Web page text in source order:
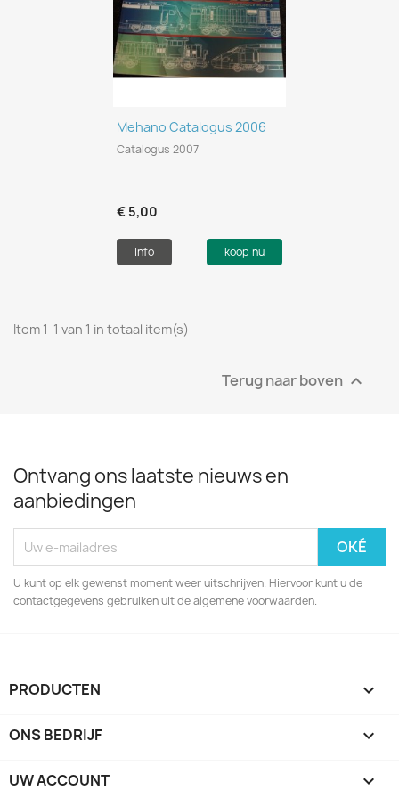
Mehano Catalogus 2006
Catalogus 2007
€ 5,00
Info koop nu
Item 1-1 van 1 in totaal item(s)
Terug naar boven 
Ontvang ons laatste nieuws en
aanbiedingen
U kunt op elk gewenst moment weer uitschrijven. Hiervoor kunt u de
contactgegevens gebruiken uit de algemene voorwaarden.
PRODUCTEN 
ONS BEDRIJF 
UW ACCOUNT 